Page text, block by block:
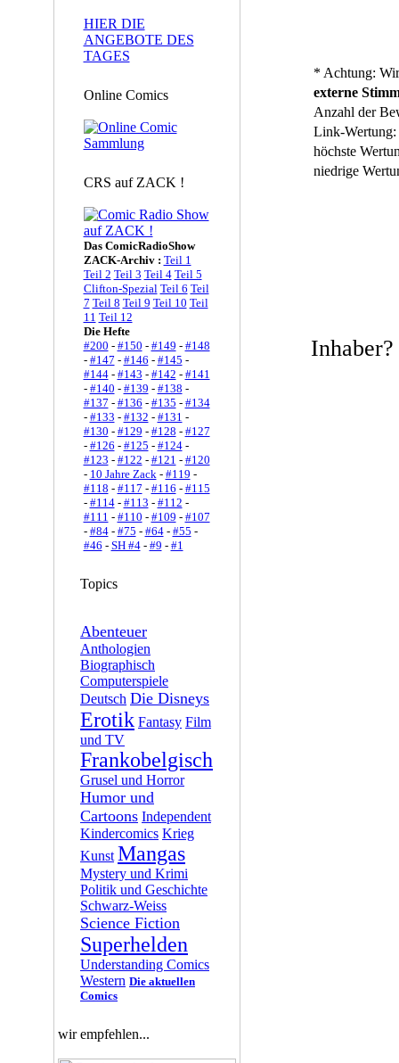
HIER DIE
ANGEBOTE DES
TAGES
Online Comics
CRS auf ZACK !
Das ComicRadioShow
ZACK-Archiv : Teil 1
Teil 2 Teil 3 Teil 4 Teil 5
Clifton-Spezial Teil 6 Teil
7 Teil 8 Teil 9 Teil 10 Teil
11 Teil 12
Die Hefte
#200 - #150 - #149 - #148
- #147 - #146 - #145 -
#144- #143 - #142 - #141
- #140 - #139 - #138 -
#137 - #136 - #135 - #134
- #133 - #132 - #131 -
#130 - #129 - #128 - #127
- #126 - #125 - #124-
#123 - #122 - #121 - #120
- 10 Jahre Zack- #119 -
#118 - #117 - #116 - #115
- #114- #113 - #112 -
#111 - #110 - #109 - #107
- #84- #75 - #64- #55 -
#46 - SH #4- #9 - #1
Topics
Abenteuer
Anthologien
Biographisch
Computerspiele
Deutsch Die Disneys
Erotik Fantasy Film
und TV
Frankobelgisch
Grusel und Horror
Humor und
Cartoons Independent
Kindercomics Krieg
Kunst Mangas
Mystery und Krimi
Politik und Geschichte
Schwarz-Weiss
Science Fiction
Superhelden
Understanding Comics
Western Die aktuellen
Comics
wir empfehlen...
* Achtung:
externe
Anzahl der
Link-Wertung:
höchste
niedrige
Inhaber?